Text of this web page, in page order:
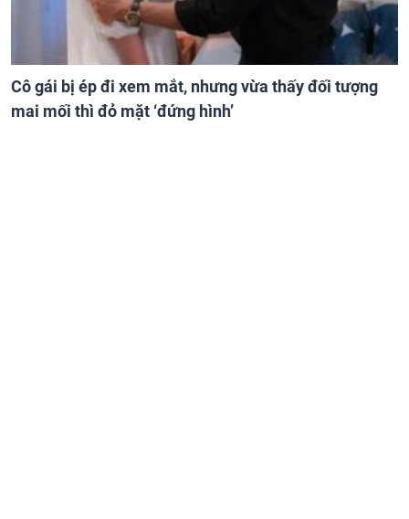
Cô gái bị ép đi xem mắt, nhưng vừa thấy đối tượng
mai mối thì đỏ mặt ‘đứng hình’